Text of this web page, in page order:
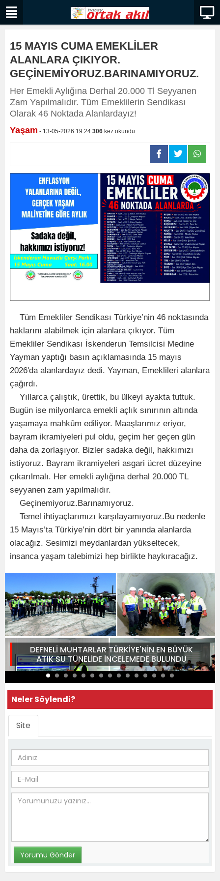
15 MAYIS CUMA EMEKLİLER
ALANLARA ÇIKIYOR.
GEÇİNEMİYORUZ.BARINAMIYORUZ.
Her Emekli Aylığına Derhal 20.000 Tl Seyyanen
Zam Yapılmalıdır. Tüm Emeklilerin Sendikası
Olarak 46 Noktada Alanlardayız!
Yaşam - 13-05-2026 19:24 306 kez okundu.
Tüm Emekliler Sendikası Türkiye’nin 46 noktasında
haklarını alabilmek için alanlara çıkıyor. Tüm
Emekliler Sendikası İskenderun Temsilcisi Medine
Yayman yaptığı basın açıklamasında 15 mayıs
2026'da alanlardayız dedi. Yayman, Emeklileri alanlara
çağırdı.
Yıllarca çalıştık, ürettik, bu ülkeyi ayakta tuttuk.
Bugün ise milyonlarca emekli açlık sınırının altında
yaşamaya mahkûm ediliyor. Maaşlarımız eriyor,
bayram ikramiyeleri pul oldu, geçim her geçen gün
daha da zorlaşıyor. Bizler sadaka değil, hakkımızı
istiyoruz. Bayram ikramiyeleri asgari ücret düzeyine
çıkarılmalı. Her emekli aylığına derhal 20.000 TL
seyyanen zam yapılmalıdır.
Geçinemiyoruz.Barınamıyoruz.
Temel ihtiyaçlarımızı karşılayamıyoruz.Bu nedenle
15 Mayıs’ta Türkiye’nin dört bir yanında alanlarda
olacağız. Sesimizi meydanlardan yükseltecek,
insanca yaşam talebimizi hep birlikte haykıracağız.
DEFNELİ MUHTARLAR TÜRKİYE'NİN EN BÜYÜK
ATIK SU TÜNELİDE İNCELEMEDE BULUNDU
Neler Söylendi?
Site